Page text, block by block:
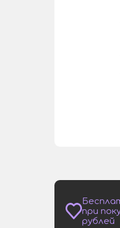
при
рублей